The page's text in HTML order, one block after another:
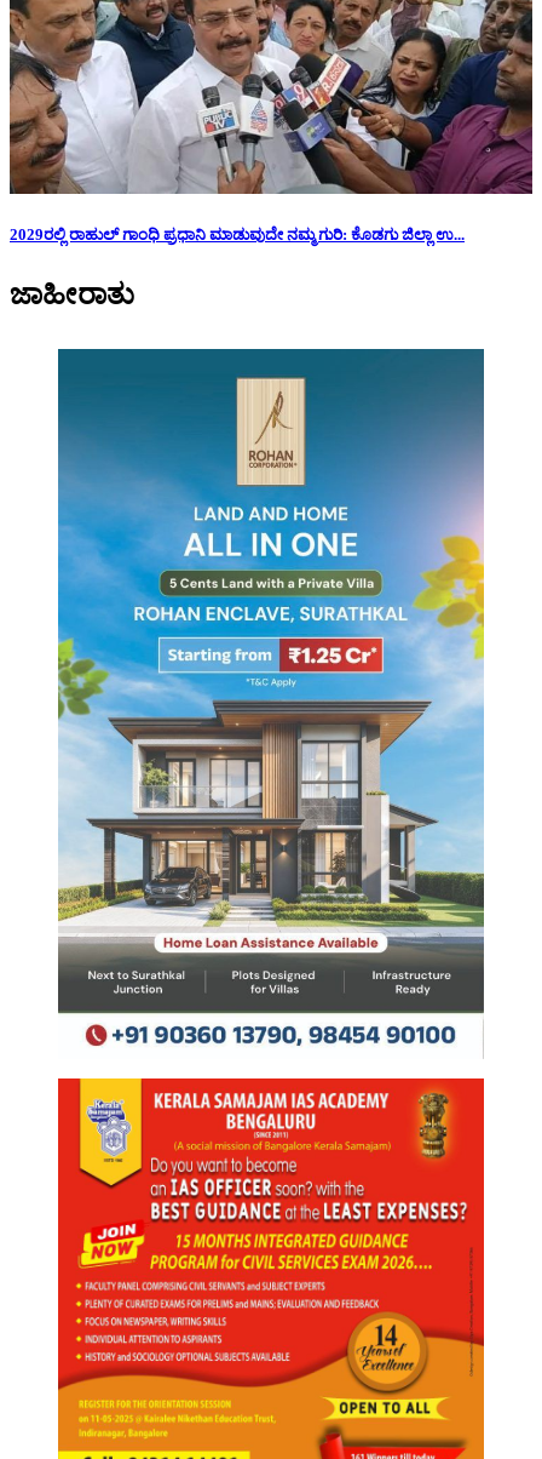
2029ರಲ್ಲಿ ರಾಹುಲ್ ಗಾಂಧಿ ಪ್ರಧಾನಿ ಮಾಡುವುದೇ ನಮ್ಮ ಗುರಿ: ಕೊಡಗು ಜಿಲ್ಲಾ ಉ...
ಜಾಹೀರಾತು